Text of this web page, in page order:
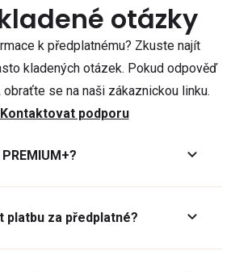
otázky
k předplatnému? Zkuste najít
kladených otázek. Pokud odpověď
se na naši zákaznickou linku.
Kontaktovat podporu
platbu za předplatné?